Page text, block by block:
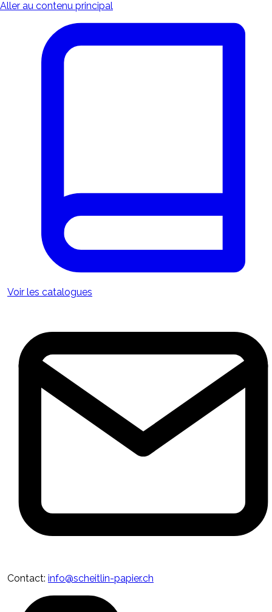
Aller au contenu principal
Voir les catalogues
Contact: info@scheitlin-papier.ch